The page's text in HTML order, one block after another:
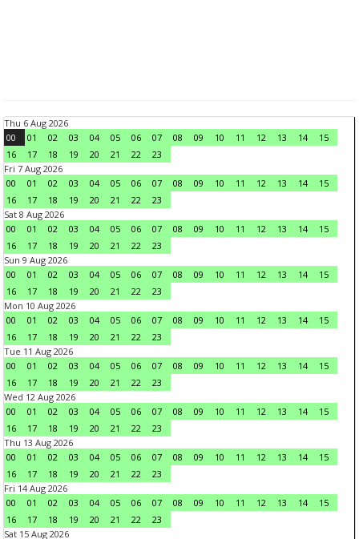
Thu 6 Aug 2026
00
01 02 03 04 05 06 07 08 09 10 11 12 13 14
15
16
17 18 19 20 21 22
23
Fri 7 Aug 2026
00
01 02 03 04 05 06 07 08 09 10 11 12 13 14
15
16
17 18 19 20 21 22
23
Sat 8 Aug 2026
00
01 02 03 04 05 06 07 08 09 10 11 12 13 14
15
16
17 18 19 20 21 22
23
Sun 9 Aug 2026
00
01 02 03 04 05 06 07 08 09 10 11 12 13 14
15
16
17 18 19 20 21 22
23
Mon 10 Aug 2026
00
01 02 03 04 05 06 07 08 09 10 11 12 13 14
15
16
17 18 19 20 21 22
23
Tue 11 Aug 2026
00
01 02 03 04 05 06 07 08 09 10 11 12 13 14
15
16
17 18 19 20 21 22
23
Wed 12 Aug 2026
00
01 02 03 04 05 06 07 08 09 10 11 12 13 14
15
16
17 18 19 20 21 22
23
Thu 13 Aug 2026
00
01 02 03 04 05 06 07 08 09 10 11 12 13 14
15
16
17 18 19 20 21 22
23
Fri 14 Aug 2026
00
01 02 03 04 05 06 07 08 09 10 11 12 13 14
15
16
17 18 19 20 21 22
23
Sat 15 Aug 2026